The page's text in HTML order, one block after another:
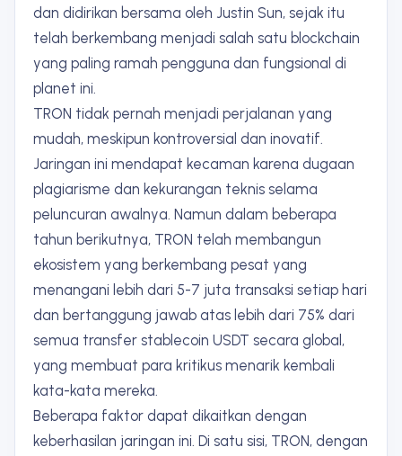
dan didirikan bersama oleh Justin Sun, sejak itu
telah berkembang menjadi salah satu blockchain
yang paling ramah pengguna dan fungsional di
planet ini.
TRON tidak pernah menjadi perjalanan yang
mudah, meskipun kontroversial dan inovatif.
Jaringan ini mendapat kecaman karena dugaan
plagiarisme dan kekurangan teknis selama
peluncuran awalnya. Namun dalam beberapa
tahun berikutnya, TRON telah membangun
ekosistem yang berkembang pesat yang
menangani lebih dari 5-7 juta transaksi setiap hari
dan bertanggung jawab atas lebih dari 75% dari
semua transfer stablecoin USDT secara global,
yang membuat para kritikus menarik kembali
kata-kata mereka.
Beberapa faktor dapat dikaitkan dengan
keberhasilan jaringan ini. Di satu sisi, TRON, dengan